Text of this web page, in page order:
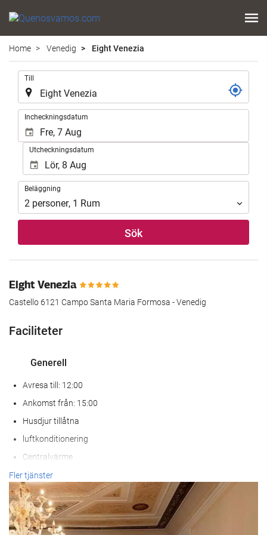
Home Venedig Eight Venezia
Till
Incheckningsdatum
Utcheckningsdatum
Beläggning
Beläggning
2 personer, 1 Rum
Sök
Eight Venezia
Castello 6121 Campo Santa Maria Formosa - Venedig
Faciliteter
Generell
Avresa till: 12:00
Ankomst från: 15:00
Husdjur tillåtna
luftkonditionering
Centralvärme
Hiss
Rökfria rum
Helt rökfritt
Fler tjänster